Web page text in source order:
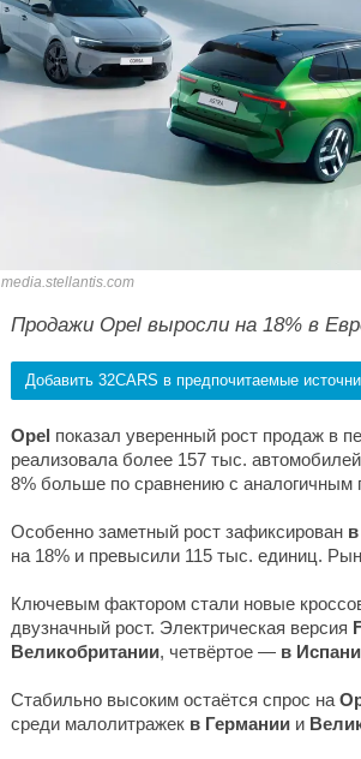
media.stellantis.com
Продажи Opel выросли на 18% в
Добавить 32CARS в предпочитаемые
Opel показал уверенный рост продаж в
реализовала более 157 тыс.
8% больше по сравнению с аналогичным
Особенно заметный рост зафиксирован
на 18% и превысили 115 тыс. единиц.
Ключевым фактором стали новые
двузначный рост. Электрическая версия
Великобритании, четвёртое — в
Стабильно высоким остаётся спрос на
среди малолитражек в Германии и